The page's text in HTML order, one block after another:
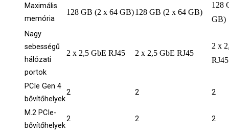
Maximális
memória
128 GB (2 x 64 GB)128 GB (2 x 64 GB)
128
GB)
Nagy
sebességű
hálózati
portok
2 x 2,5 GbE RJ45 2 x 2,5 GbE RJ45
2 x
RJ45
PCIe Gen 4
bővítőhelyek
2 2 2
M.2 PCIe-
bővítőhelyek
2 2 2